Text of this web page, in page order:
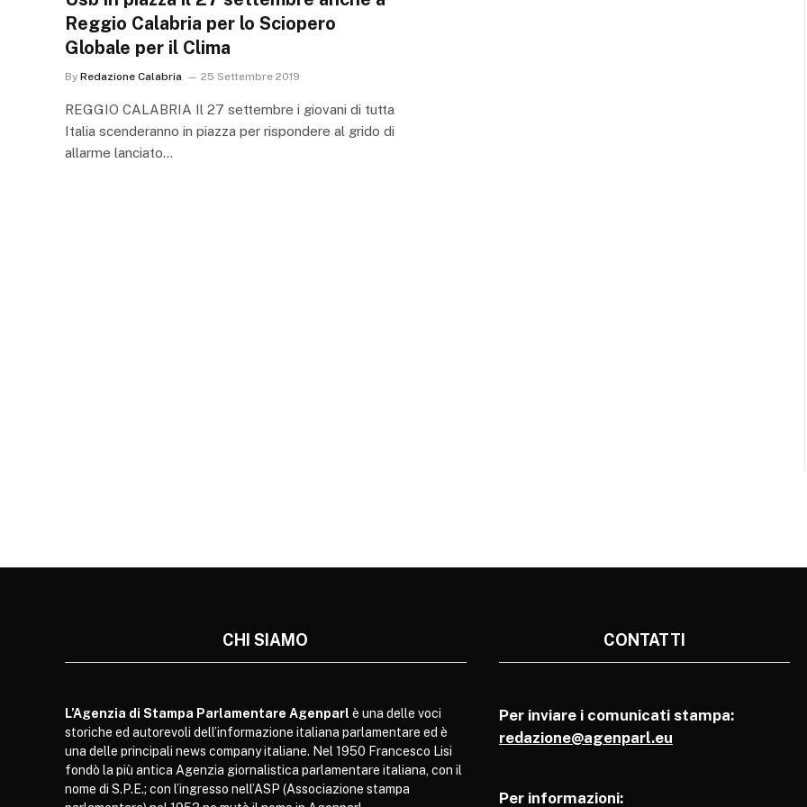
Reggio Calabria per lo Sciopero
Globale per il Clima
By Redazione Calabria 25 Settembre 2019
REGGIO CALABRIA Il 27 settembre i giovani di tutta
Italia scenderanno in piazza per rispondere al grido di
allarme lanciato…
CHI SIAMO
L’Agenzia di Stampa Parlamentare Agenparl è una delle voci
storiche ed autorevoli dell’informazione italiana parlamentare ed è
una delle principali news company italiane. Nel 1950 Francesco Lisi
fondò la più antica Agenzia giornalistica parlamentare italiana, con il
nome di S.P.E.; con l’ingresso nell’ASP (Associazione stampa
CONTATTI
Per inviare i comunicati stampa:
redazione@agenparl.eu
Per informazioni: